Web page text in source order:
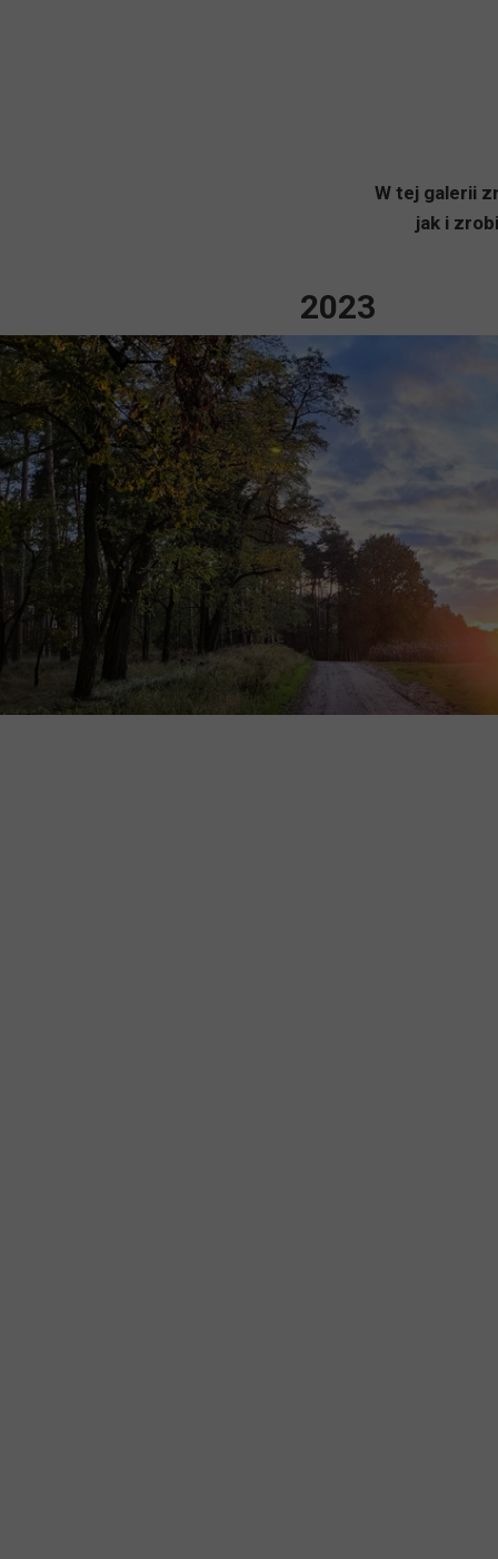
W tej galerii
jak i
2023